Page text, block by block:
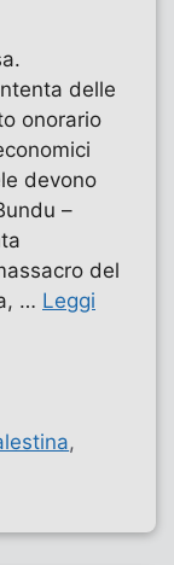
delle
onorario
devono
–
del
… Leggi
,